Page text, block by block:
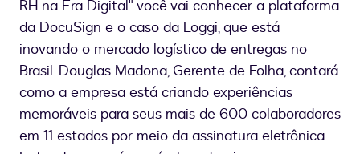
RH na Era Digital" você vai conhecer a plataforma
da DocuSign e o caso da Loggi, que está
inovando o mercado logístico de entregas no
Brasil. Douglas Madona, Gerente de Folha, contará
como a empresa está criando experiências
memoráveis para seus mais de 600 colaboradores
em 11 estados por meio da assinatura eletrônica.